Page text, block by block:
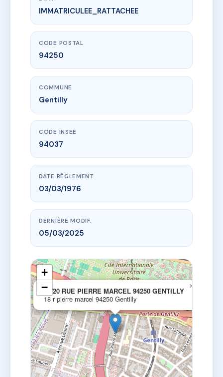
www.vme.plus/AF5444609
18/20 RUE PIERRE MARCEL 94250 GENTILLY
18 r pierre marcel
IMMATRICULEE_RATTACHEE
CODE POSTAL
94250
COMMUNE
Gentilly
CODE INSEE
94037
DATE RÈGLEMENT
03/03/1976
DERNIÈRE MODIF.
05/03/2025
18/20 RUE PIERRE MARCEL 94250 GENTILLY
18 r pierre marcel 94250 Gentilly
×
+
−